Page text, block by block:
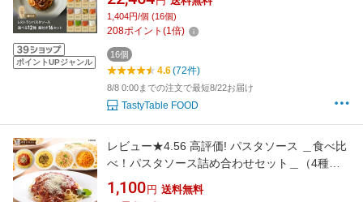
ポイントUPジャンル
レ/PastaSauce 限定MENU 手作り 送料無料 冷
凍 グルメ 食品 お取り寄せ ギフト プレゼント
1,404円/個 (16個)
208ポイント (1倍)
16個
4.6(72件)
8/8 0:00までの注文で最短8/22お届け
TastyTable FOOD
レビュー★4.56 高評価! パスタソース ＿食べ比
べ！パスタソース詰め合わせセット＿（4種）
送料無料 お試しセット ミートソース カルボナ
ーラ レトルト 簡単調理
1,100 円 送料無料